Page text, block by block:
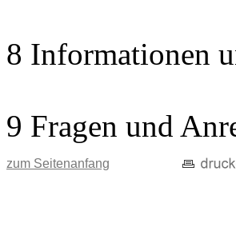
8 Informationen
9 Fragen und
zum Seitenanfang